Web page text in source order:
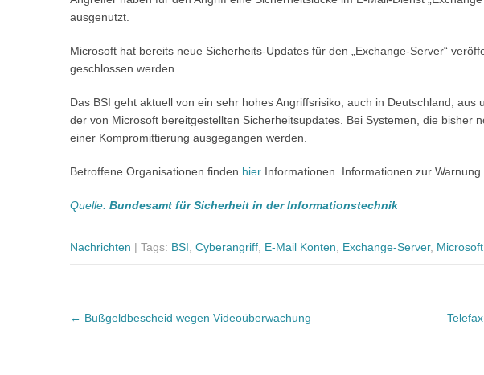
ausgenutzt.
Microsoft hat bereits neue Sicherheits-Updates für den „Exchange-Server“
geschlossen werden.
Das BSI geht aktuell von ein sehr hohes Angriffsrisiko, auch in Deutschland, aus
der von Microsoft bereitgestellten Sicherheitsupdates. Bei Systemen, die bisher
einer Kompromittierung ausgegangen werden.
Betroffene Organisationen finden hier Informationen. Informationen zur Warnung
Quelle: Bundesamt für Sicherheit in der Informationstechnik
Nachrichten | Tags: BSI Cyberangriff E-Mail Konten Exchange-Server, Microsoft
Post
← Bußgeldbescheid wegen Videoüberwachung